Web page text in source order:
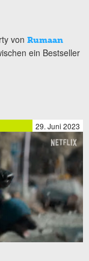
von Rumaan
ein Bestseller
29. Juni 2023